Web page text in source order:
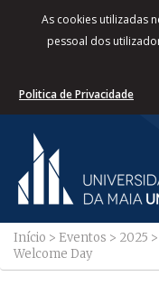
As cookies utilizadas
pessoal dos
Politica de Privacidade
Início > Eventos > 2025 >
Welcome Day